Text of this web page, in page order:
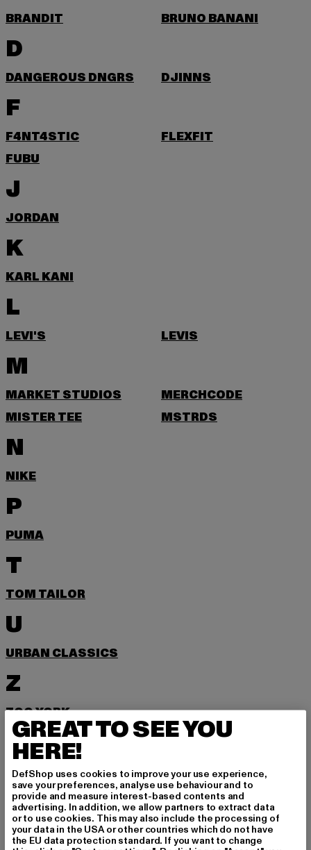
BRANDIT BRUNO BANANI
D
DANGEROUS DNGRS DJINNS
F
F4NT4STIC
FLEXFIT
FUBU
J
JORDAN
K
KARL KANI
L
LEVI'S LEVIS
M
MARKET STUDIOS
MERCHCODE
MISTER TEE
MSTRDS
N
NIKE
P
PUMA
T
TOM TAILOR
U
URBAN CLASSICS
Z
ZOO YORK
MELDE DICH AN, UM
INSPIRIERT ZU BLEI
BEN!
GREAT TO SEE YOU
HERE!
DefShop uses cookies to improve your use experience,
save your preferences, analyse use behaviour and to
provide and measure interest-based contents and
advertising. In addition, we allow partners to extract data
or to use cookies. This may also include the processing of
your data in the USA or other countries which do not have
the EU data protection standard. If you want to change